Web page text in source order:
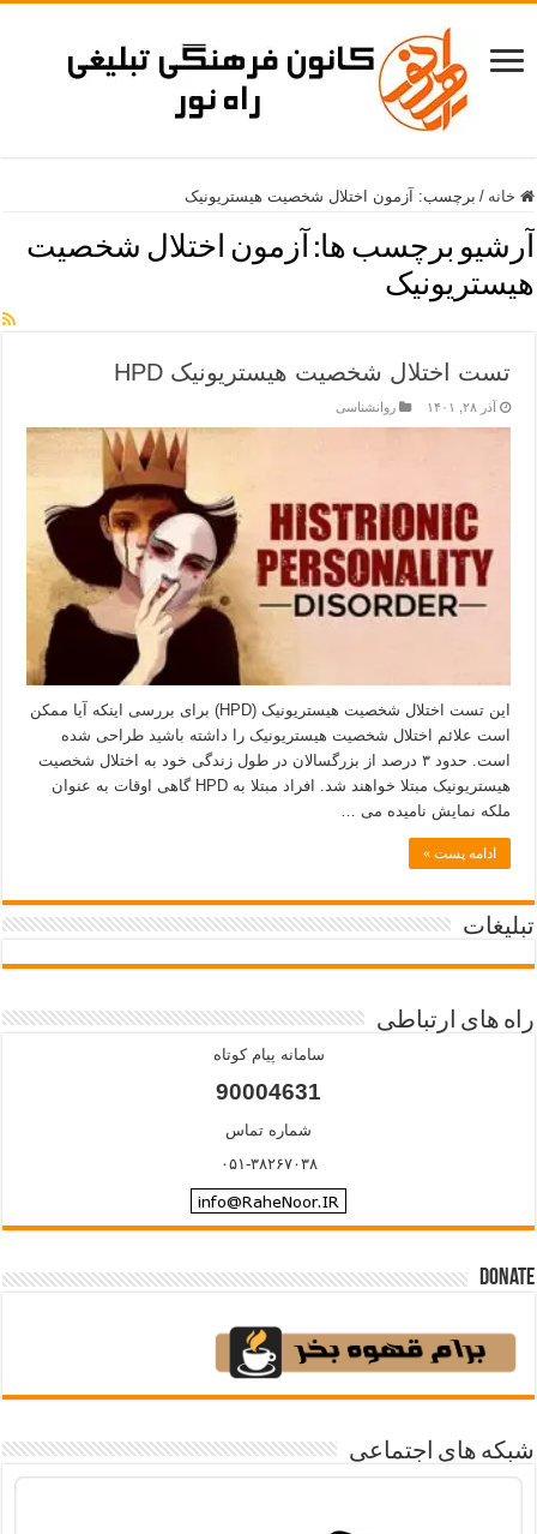
خانه / برچسب: آزمون اختلال شخصیت هیستریونیک
آرشیو برچسب ها: آزمون اختلال شخصیت
هیستریونیک
تست اختلال شخصیت هیستریونیک HPD
آذر ۲۸, ۱۴۰۱ روانشناسی
این تست اختلال شخصیت هیستریونیک (HPD) برای بررسی اینکه آیا ممکن
است علائم اختلال شخصیت هیستریونیک را داشته باشید طراحی شده
است. حدود ۳ درصد از بزرگسالان در طول زندگی خود به اختلال شخصیت
هیستریونیک مبتلا خواهند شد. افراد مبتلا به HPD گاهی اوقات به عنوان
ملکه نمایش نامیده می …
ادامه پست »
تبلیغات
راه های ارتباطی
سامانه پیام کوتاه
90004631
شماره تماس
۰۵۱-۳۸۲۶۷۰۳۸
Donate
شبکه های اجتماعی